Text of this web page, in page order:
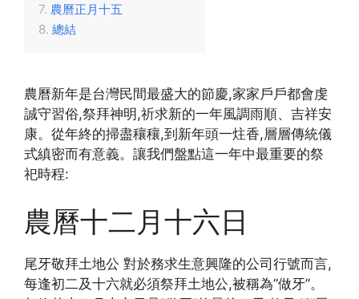
農曆正月十五
總結
農曆新年是台灣民間最盛大的節慶,家家戶戶都會虔
誠守習俗,祭拜神明,祈求新的一年風調雨順、吉祥安
康。從年終的掃盡穰穰,到新年頭一炷香,層層傳統儀
式縝密而有意義。讓我們盤點這一年中最重要的祭
祀時程:
農曆十二月十六日
尾牙敬拜土地公 對於務求生意興隆的公司行號而言,
每逢初二及十六就必須祭拜土地公,被稱為”做牙”。